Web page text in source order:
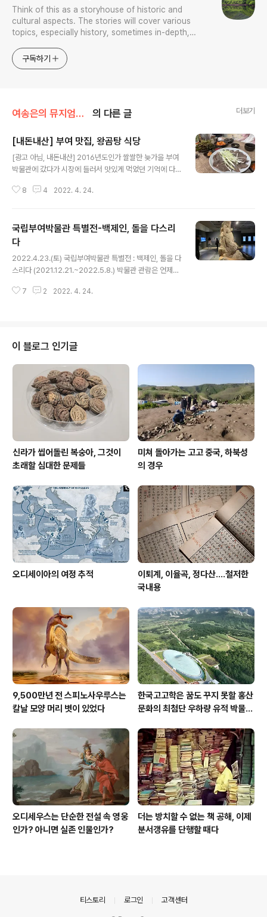
Think of this as a storyhouse of historic and
cultural aspects. The stories will cover various
topics, especially history, sometimes in-depth,
approach will be to resist any common sense or
generalized viewpoint
구독하기
여송은의 뮤지엄톡톡 의 다른 글 더보기
[내돈내산] 부여 맛집, 왕곰탕 식당
[광고 아님, 내돈내산] 2016년도인가 쌀쌀한 늦가을 부여
박물관에 갔다가 시장에 들러서 맛있게 먹었던 기억에 다
하고, 곰탕은 사진에 없지만 저 뻘건 부추을 넣어 숨죽여 먹
이 몇 장 없군요. 이런…!!! ㅋㅋㅋㅋ 아니 그런데 사진에는
없는데, 아삭이 고추가 정말 달고 맛있었습니다. 다들 한 입
먹고 오잉??!! 했더랬죠. 다음에 개인적으로 간다면 양수육
을 시켜서 먹어 보고 싶습니다. 야들야들고들고들 맛있을
것 같아요. 아, 침고여….🤤🤤 왕곰탕집 식당은 중앙시장
안에 있습니다. 주차하기가 애매해서 저는 부소산성 주차
8 4 2022. 4. 24.
국립부여박물관 특별전-백제인, 돌을 다스리
다
2022.4.23.(토) 국립부여박물관 특별전 : 백제인, 돌을 다
스리다 (2021.12.21.~2022.5.8.) 박물관 관람은 언제든
작년(2021년) 정말 딱 이맘때쯤 부산댁과 방문했었죠. 그
두 부처님 얼굴이 없어서 충격을 받았었던 기억이 있습니
다. 광배며, 옷주름이며 저 수려한 조각기법에 얼굴까지 있
었다면 얼마나 더 멋있었을까요?! 전시 설명은 국립부여박
물관 홈페이지에 나와있는 설명글로 대신하겠습니다. •••
중략••• 백제권역에서는 보령 납석과 익산 황등석과 같이
7 2 2022. 4. 24.
이 블로그 인기글
신라가 씹어돌린 복숭아, 그것이
초래할 심대한 문제들
미쳐 돌아가는 고고 중국, 하북성
의 경우
오디세이아의 여정 추적
이퇴계, 이율곡, 정다산....철저한
국내용
9,500만년 전 스피노사우루스는
칼날 모양 머리 볏이 있었다
한국고고학은 꿈도 꾸지 못할 홍산
문화의 최첨단 우하량 유적 박물관
오디세우스는 단순한 전설 속 영웅
인가? 아니면 실존 인물인가?
더는 방치할 수 없는 책 공해, 이제
분서갱유를 단행할 때다
티스토리 로그인 고객센터